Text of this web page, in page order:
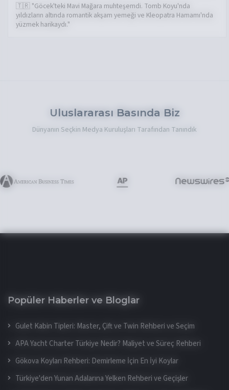
🇹🇷 "Göcek'teki Mavi Mağara muhteşemdi. Tomb Koyu'nda
yıldızların altında romantik akşam yemeği ve Kleopatra Hamamı'nda
yüzmek harikaydı."
Uluslararası Basında Biz
Dünyanın Seçkin Medya Kuruluşları Tarafından Tanındık
Popüler Haberler ve Bloglar
Gulet Kabin Tipleri: Master, Çift ve Twin Rehberi ve Seçim
APA Yacht Charter Türkiye Nedir? Maliyet ve Süreç Rehberi
Gökova Koyları Rehberi: Demirleme İçin En İyi Koylar
Türkiye'den Yunan Adalarına Yelken Rehberi ve Geçişler